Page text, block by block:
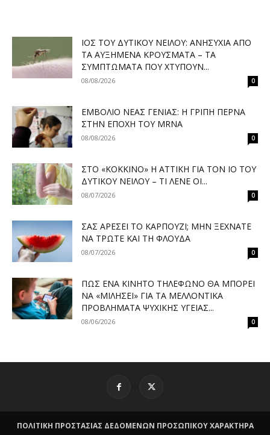
ΙΌΣ ΤΟΥ ΔΥΤΙΚΟΎ ΝΕΊΛΟΥ: ΑΝΗΣΥΧΊΑ ΑΠΌ
ΤΑ ΑΥΞΗΜΈΝΑ ΚΡΟΎΣΜΑΤΑ – ΤΑ
ΣΥΜΠΤΏΜΑΤΑ ΠΟΥ ΧΤΥΠΟΎΝ...
08/08/2026 0
ΕΜΒΌΛΙΟ ΝΈΑΣ ΓΕΝΙΆΣ: Η ΓΡΊΠΗ ΠΕΡΝΆ
ΣΤΗΝ ΕΠΟΧΉ ΤΟΥ MRNA
08/08/2026 0
ΣΤΟ «ΚΌΚΚΙΝΟ» Η ΑΤΤΙΚΉ ΓΙΑ ΤΟΝ ΙΌ ΤΟΥ
ΔΥΤΙΚΟΎ ΝΕΊΛΟΥ – ΤΙ ΛΈΝΕ ΟΙ...
08/07/2026 0
ΣΑΣ ΑΡΈΣΕΙ ΤΟ ΚΑΡΠΟΎΖΙ; ΜΗΝ ΞΕΧΝΆΤΕ
ΝΑ ΤΡΏΤΕ ΚΑΙ ΤΗ ΦΛΟΎΔΑ
08/07/2026 0
ΠΏΣ ΈΝΑ ΚΙΝΗΤΌ ΤΗΛΈΦΩΝΟ ΘΑ ΜΠΟΡΕΊ
ΝΑ «ΜΙΛΉΣΕΙ» ΓΙΑ ΤΑ ΜΕΛΛΟΝΤΙΚΆ
ΠΡΟΒΛΉΜΑΤΑ ΨΥΧΙΚΉΣ ΥΓΕΊΑΣ...
08/06/2026 0
ΠΟΛΙΤΙΚΗ ΠΡΟΣΤΑΣΙΑΣ ΔΕΔΟΜΕΝΩΝ ΠΡΟΣΩΠΙΚΟΥ ΧΑΡΑΚΤΗΡΑ